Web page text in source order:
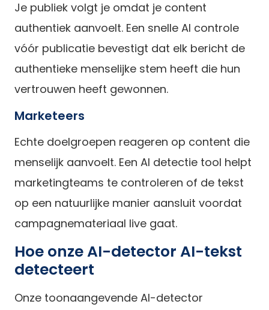
Je publiek volgt je omdat je content
authentiek aanvoelt. Een snelle AI controle
vóór publicatie bevestigt dat elk bericht de
authentieke menselijke stem heeft die hun
vertrouwen heeft gewonnen.
Marketeers
Echte doelgroepen reageren op content die
menselijk aanvoelt. Een AI detectie tool helpt
marketingteams te controleren of de tekst
op een natuurlijke manier aansluit voordat
campagnemateriaal live gaat.
Hoe onze AI-detector AI-tekst
detecteert
Onze toonaangevende AI-detector